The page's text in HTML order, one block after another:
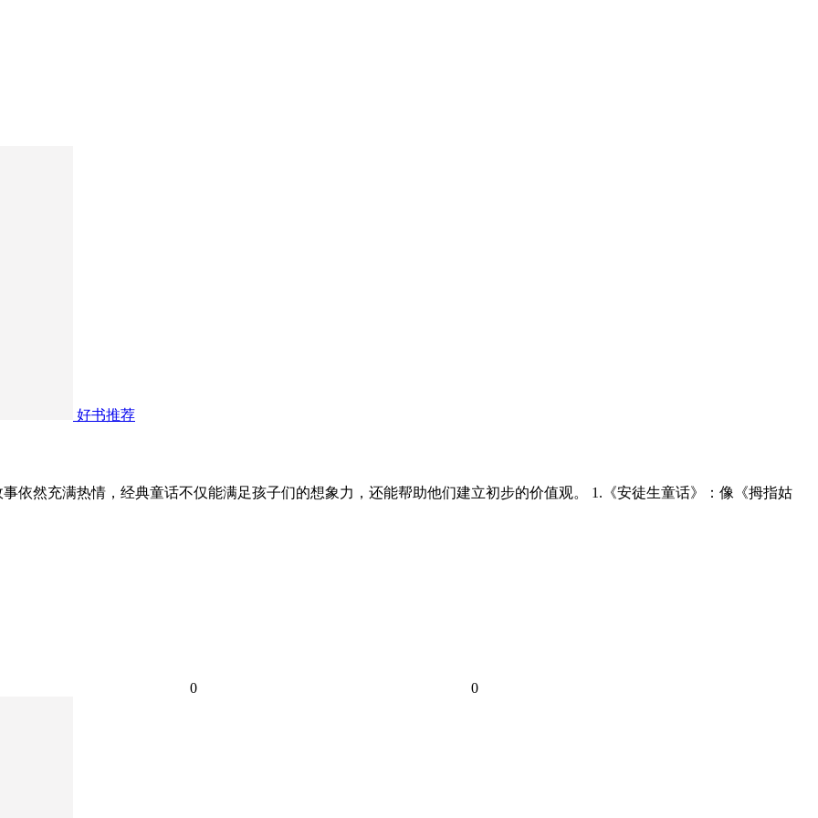
好书推荐
依然充满热情，经典童话不仅能满足孩子们的想象力，还能帮助他们建立初步的价值观。 1.《安徒生童话》：像《拇指姑
0 0